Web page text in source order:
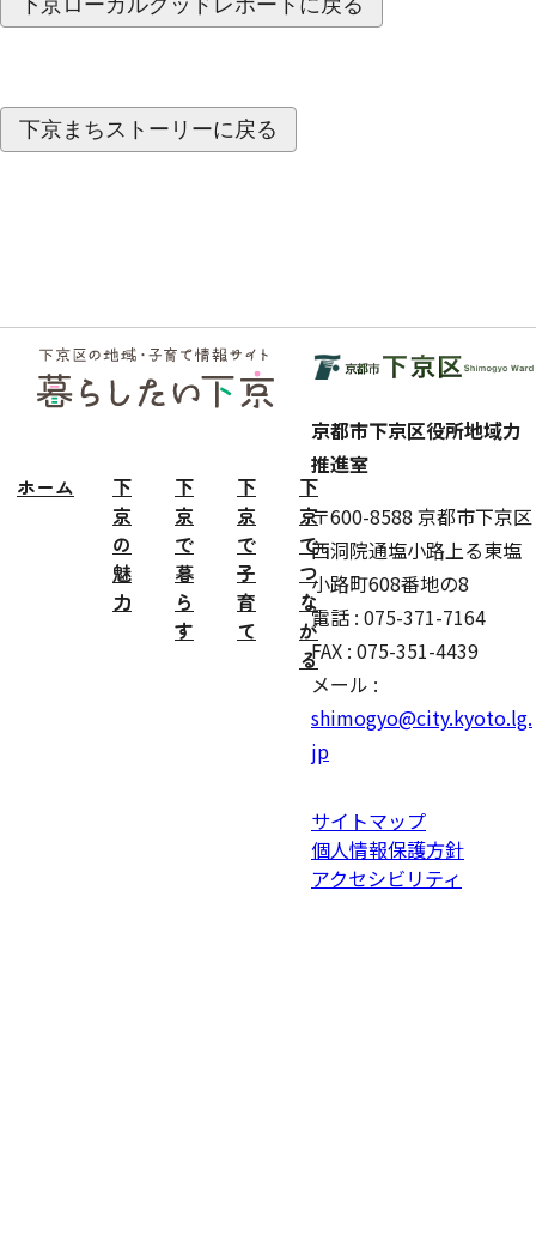
下京まちストーリーに戻る
フッ
ター
ホーム
下
京
の
魅
力
下
京
で
暮
ら
す
下
京
で
子
育
て
下
京
で
つ
な
が
る
京都市下京区役所地域力
推進室
〒600-8588 京都市下京区
西洞院通塩小路上る東塩
小路町608番地の8
電話 : 075-371-7164
FAX : 075-351-4439
メール :
shimogyo@city.kyoto.lg.
jp
サイトマップ
個人情報保護方針
アクセシビリティ